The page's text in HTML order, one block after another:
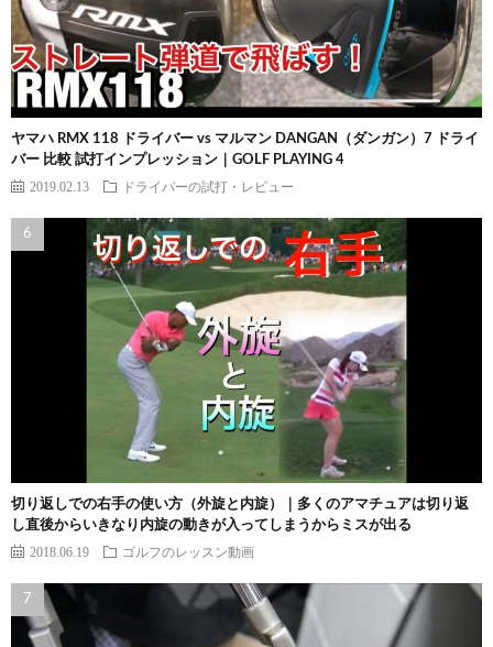
ヤマハ RMX 118 ドライバー vs マルマン DANGAN（ダンガン）7 ドライ
バー 比較 試打インプレッション｜GOLF PLAYING 4
2019.02.13 ドライバーの試打・レビュー
切り返しでの右手の使い方（外旋と内旋）｜多くのアマチュアは切り返
し直後からいきなり内旋の動きが入ってしまうからミスが出る
2018.06.19 ゴルフのレッスン動画